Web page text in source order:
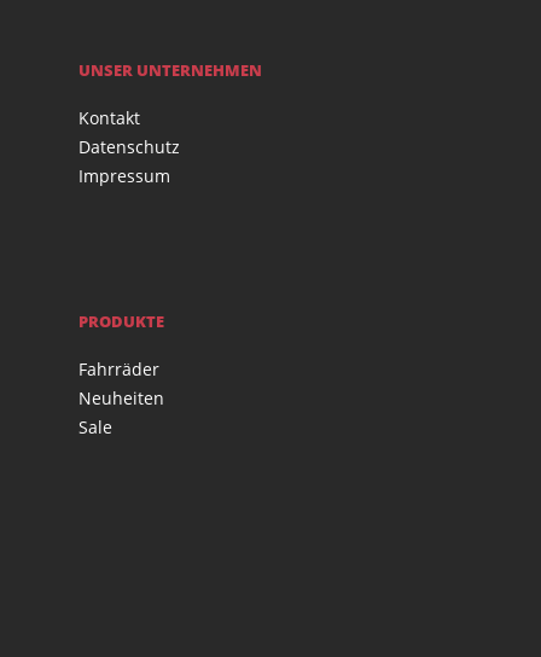
UNSER UNTERNEHMEN
Kontakt
Datenschutz
Impressum
PRODUKTE
Fahrräder
Neuheiten
Sale